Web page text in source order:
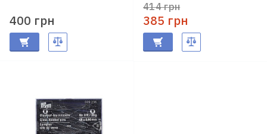
400 грн
414 грн
385 грн